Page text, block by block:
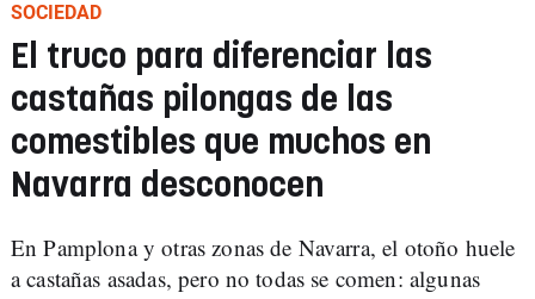
SOCIEDAD
El truco para diferenciar las
castañas pilongas de las
comestibles que muchos en
Navarra desconocen
En Pamplona y otras zonas de Navarra, el otoño huele
a castañas asadas, pero no todas se comen: algunas